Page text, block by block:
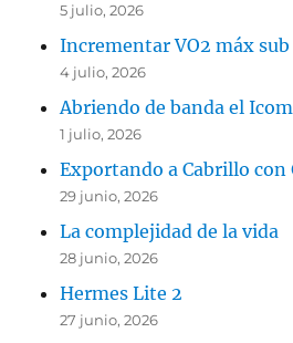
5 julio, 2026
Incrementar VO2 máx
4 julio, 2026
Abriendo de banda el
1 julio, 2026
Exportando a Cabrillo con
29 junio, 2026
La complejidad de la vida
28 junio, 2026
Hermes Lite 2
27 junio, 2026